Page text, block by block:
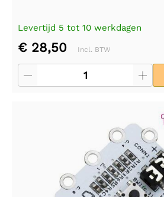
Levertijd 5 tot 10 werkdagen
€ 28,50 Incl. BTW